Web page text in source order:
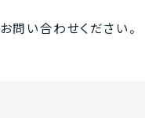
お問い合わせください。